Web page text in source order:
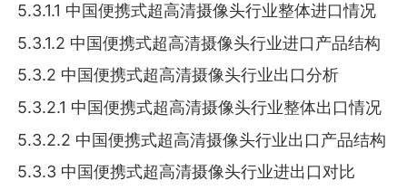
5.3.1.1 中国便携式超高清摄像头行业整体进口情况
5.3.1.2 中国便携式超高清摄像头行业进口产品结构
5.3.2 中国便携式超高清摄像头行业出口分析
5.3.2.1 中国便携式超高清摄像头行业整体出口情况
5.3.2.2 中国便携式超高清摄像头行业出口产品结构
5.3.3 中国便携式超高清摄像头行业进出口对比